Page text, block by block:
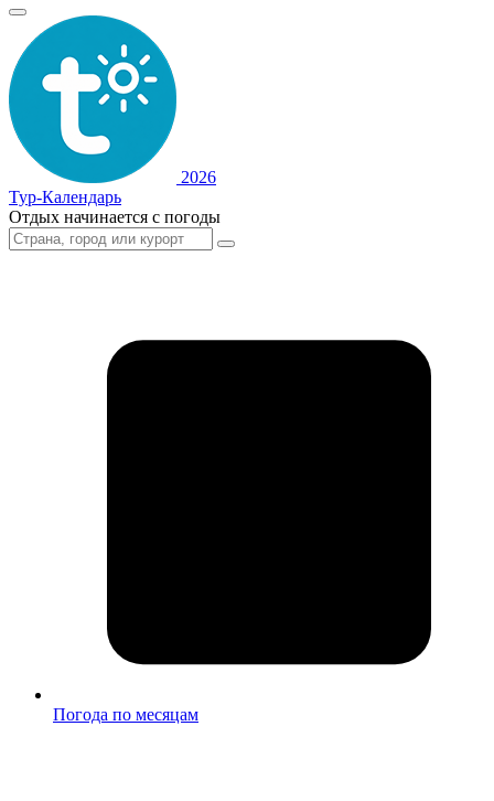
2026
Тур-Календарь
Отдых начинается с погоды
Погода по месяцам